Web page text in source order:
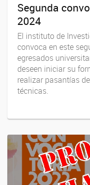
Segunda
2024
El instituto de
convoca en este
egresados
deseen iniciar su
realizar pasantías
técnicas.